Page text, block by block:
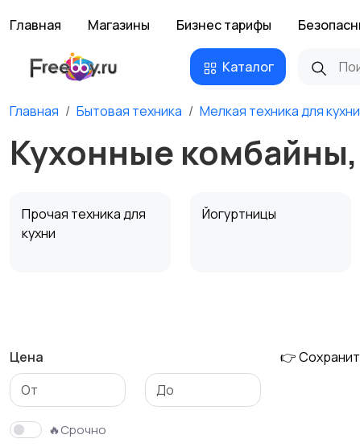
Главная Магазины Бизнес тарифы
Каталог
Главная Бытовая техника Мелкая техника для кухни
Кухонные
Прочая техника для
кухни
Йогуртницы
Бутербродницы,
сэндвичницы,
тостеры
Кухонные комбайны,
Цена
🔥Срочно
👉